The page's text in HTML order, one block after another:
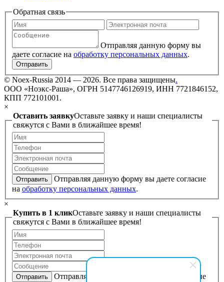
Обратная связь
Отправляя данную форму вы
даете согласие на обработку персональных данных.
Отправить
© Noex-Russia 2014 — 2026. Все права защищены.
ООО «Ноэкс-Раша», ОГРН 5147746126919, ИНН 7721846152,
КПП 772101001.
×
Оставить заявкуОставьте заявку и наши специалисты
свяжутся с Вами в ближайшее время!
Отправить
Отправляя данную форму вы даете согласие
на обработку персональных данных.
×
Купить в 1 кликОставьте заявку и наши специалисты
свяжутся с Вами в ближайшее время!
Отправить Отправляя данную форму вы даете согласие